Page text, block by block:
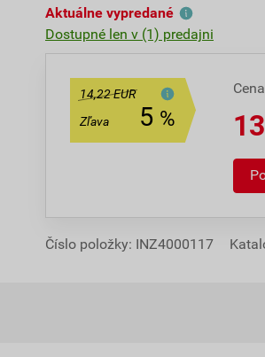
Aktuálne vypredané
Dostupné len v (1) predajni
14,22 EUR
Zľava
5 % 13
Číslo položky: INZ4000117